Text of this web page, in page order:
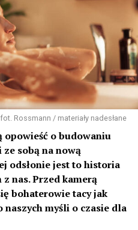
fot. Rossmann / materiały nadesłane
opowieść o budowaniu
sobą na nową
odsłonie jest to historia
nas. Przed kamerą
bohaterowie tacy jak
myśli o czasie dla